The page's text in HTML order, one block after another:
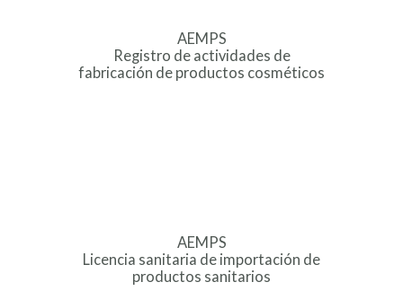
AEMPS
Registro de actividades de
fabricación de productos cosméticos
AEMPS
Licencia sanitaria de importación de
productos sanitarios